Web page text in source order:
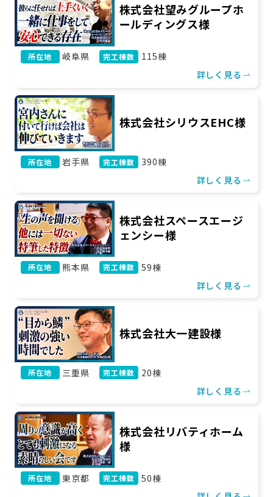
コラム
メンバー紹介
会社概要
お問い合わせ
資料ダウンロード
株式会社望みグループホ
ールディングス様
所在地 岐阜県 完工棟数
115棟
詳しく見る
株式会社シリウスEHC様
所在地 岩手県 完工棟数
390棟
詳しく見る
株式会社スペースエージ
ェンシー様
所在地 熊本県 完工棟数
59棟
詳しく見る
株式会社大一建設様
所在地 三重県 完工棟数
20棟
詳しく見る
株式会社リバティホーム
様
所在地 東京都 完工棟数
50棟